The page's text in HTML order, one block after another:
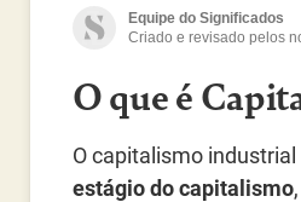
Equipe do Significados
Criado e revisado pelos
O que é
O capitalismo
estágio do capitalismo